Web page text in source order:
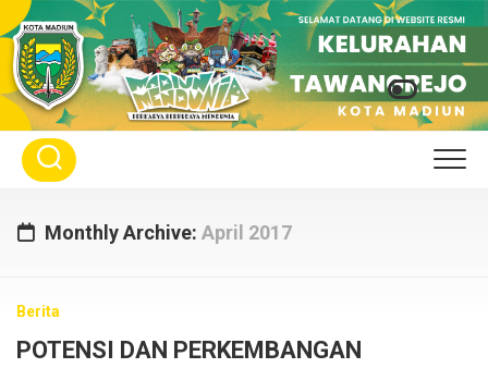
Skip
to
content
Monthly Archive: April 2017
Berita
POTENSI DAN PERKEMBANGAN